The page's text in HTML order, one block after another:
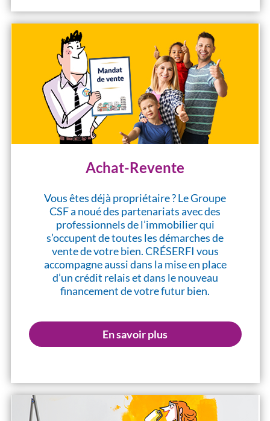
Achat-Revente
Vous êtes déjà propriétaire ? Le Groupe
CSF a noué des partenariats avec des
professionnels de l’immobilier qui
s’occupent de toutes les démarches de
vente de votre bien. CRÉSERFI vous
accompagne aussi dans la mise en place
d’un crédit relais et dans le nouveau
financement de votre futur bien.
En savoir plus